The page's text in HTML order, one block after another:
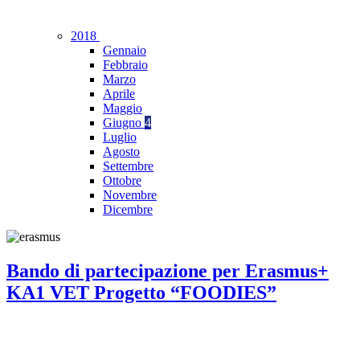
2018
Gennaio
Febbraio
Marzo
Aprile
Maggio
Giugno 4
Luglio
Agosto
Settembre
Ottobre
Novembre
Dicembre
Bando di partecipazione per Erasmus+
KA1 VET Progetto “FOODIES”